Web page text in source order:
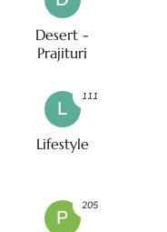
Desert -
Prajituri
L
Lifestyle
111
P
205